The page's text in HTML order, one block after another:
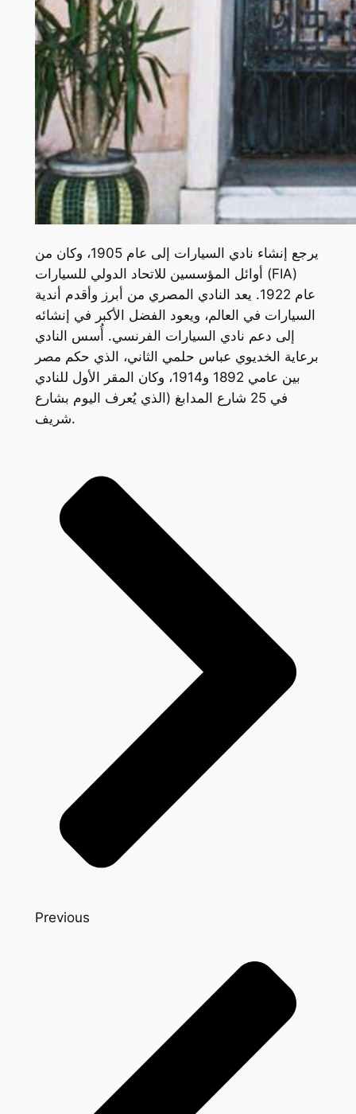
يرجع إنشاء نادي السيارات إلى عام 1905، وكان من
أوائل المؤسسين للاتحاد الدولي للسيارات (FIA)
عام 1922. يعد النادي المصري من أبرز وأقدم أندية
السيارات في العالم، ويعود الفضل الأكبر في إنشائه
إلى دعم نادي السيارات الفرنسي. أُسس النادي
برعاية الخديوي عباس حلمي الثاني، الذي حكم مصر
بين عامي 1892 و1914، وكان المقر الأول للنادي
في 25 شارع المدابغ (الذي يُعرف اليوم بشارع
شريف.
Previous